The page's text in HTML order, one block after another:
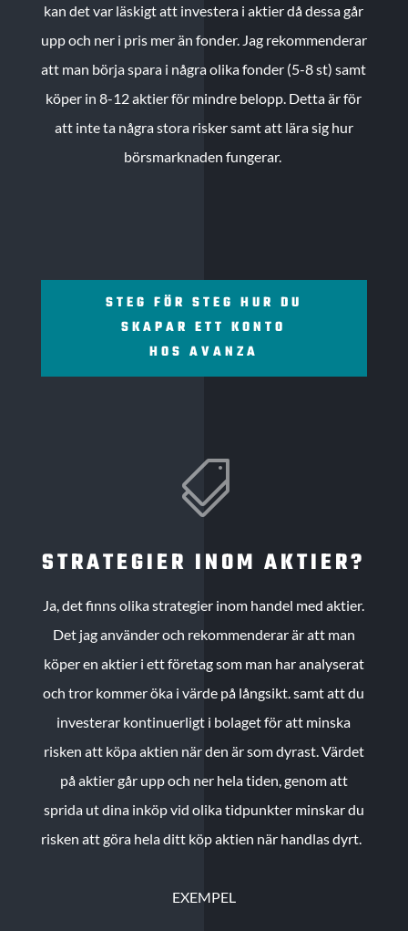
kan det var läskigt att investera i aktier då dessa går
upp och ner i pris mer än fonder. Jag rekommenderar
att man börja spara i några olika fonder (5-8 st) samt
köper in 8-12 aktier för mindre belopp. Detta är för
att inte ta några stora risker samt att lära sig hur
börsmarknaden fungerar.
STEG FÖR STEG HUR DU
SKAPAR ETT KONTO
HOS AVANZA

STRATEGIER INOM AKTIER?
Ja, det finns olika strategier inom handel med aktier.
Det jag använder och rekommenderar är att man
köper en aktier i ett företag som man har analyserat
och tror kommer öka i värde på långsikt. samt att du
investerar kontinuerligt i bolaget för att minska
risken att köpa aktien när den är som dyrast. Värdet
på aktier går upp och ner hela tiden, genom att
sprida ut dina inköp vid olika tidpunkter minskar du
risken att göra hela ditt köp aktien när handlas dyrt.
EXEMPEL